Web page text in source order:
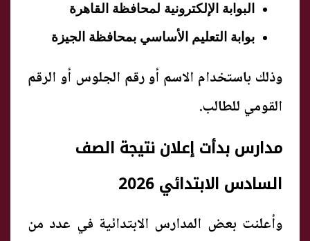
البوابة الإلكترونية لمحافظة القاهرة
بوابة التعليم الأساسي بمحافظة الجيزة
وذلك باستخدام الاسم أو رقم الجلوس أو الرقم
القومي للطالب.
مدارس بدأت إعلان نتيجة الصف
السادس الابتدائي 2026
وأعلنت بعض المدارس الابتدائية في عدد من